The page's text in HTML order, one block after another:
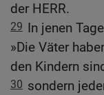
der HERR.
29 In jenen
»Die Väter
den Kindern
30 sondern